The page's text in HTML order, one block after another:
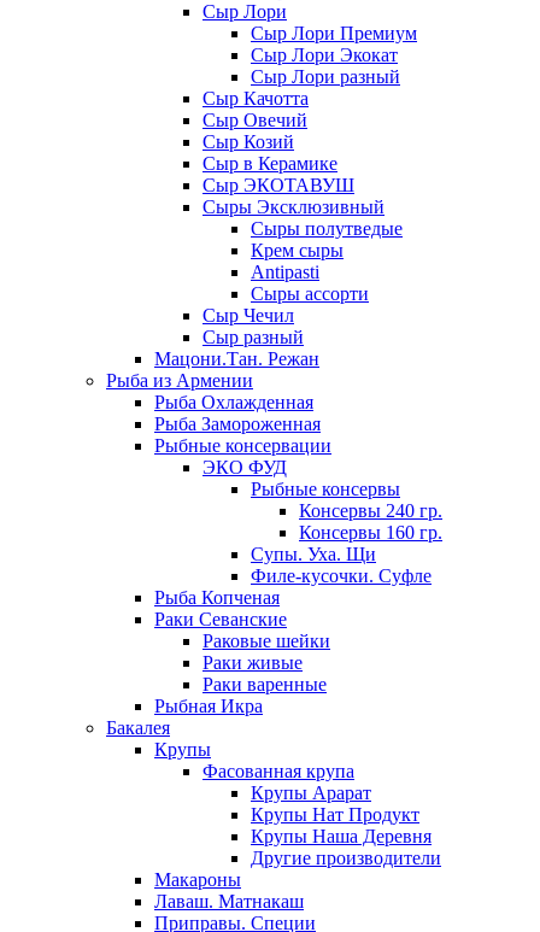
Сыр Лори
Сыр Лори Премиум
Сыр Лори Экокат
Сыр Лори разный
Сыр Качотта
Сыр Овечий
Сыр Козий
Сыр в Керамике
Сыр ЭКОТАВУШ
Сыры Эксклюзивный
Сыры полутведые
Крем сыры
Antipasti
Сыры ассорти
Сыр Чечил
Сыр разный
Мацони.Тан. Режан
Рыба из Армении
Рыба Охлажденная
Рыба Замороженная
Рыбные консервации
ЭКО ФУД
Рыбные консервы
Консервы 240 гр.
Консервы 160 гр.
Супы. Уха. Щи
Филе-кусочки. Суфле
Рыба Копченая
Раки Севанские
Раковые шейки
Раки живые
Раки варенные
Рыбная Икра
Бакалея
Крупы
Фасованная крупа
Крупы Арарат
Крупы Нат Продукт
Крупы Наша Деревня
Другие производители
Макароны
Лаваш. Матнакаш
Приправы. Специи